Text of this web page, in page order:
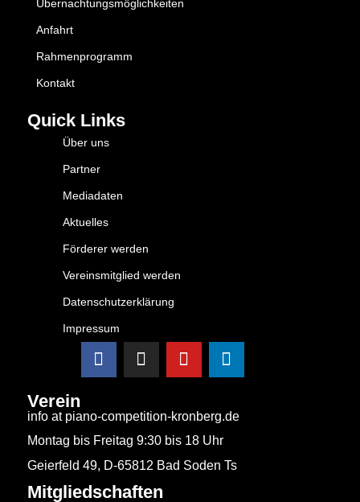
Übernachtungsmöglichkeiten
Anfahrt
Rahmenprogramm
Kontakt
Quick Links
Über uns
Partner
Mediadaten
Aktuelles
Förderer werden
Vereinsmitglied werden
Datenschutzerklärung
Impressum
Verein
info at piano-competition-kronberg.de
Montag bis Freitag 9:30 bis 18 Uhr
Geierfeld 49, D-65812 Bad Soden Ts
Mitgliedschaften